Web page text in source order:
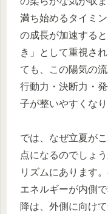
満ち始めるタイミ
の成長が加速する
き」として重視さ
ても、この陽気の
行動力・決断力・
子が整いやすくなり
では、なぜ立夏が
点になるのでしょ
リズムにあります
エネルギーが内側
降は、外側に向け